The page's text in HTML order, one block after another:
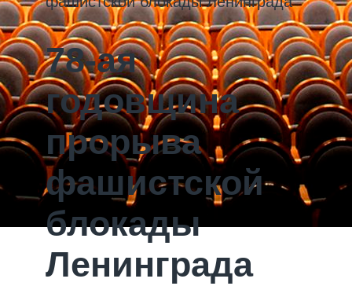
78-ая
годовщина
прорыва
фашистской
блокады
Ленинграда